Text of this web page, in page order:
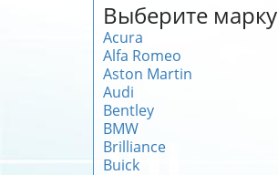
Выберите марку
Acura
Alfa Romeo
Aston Martin
Audi
Bentley
BMW
Brilliance
Buick